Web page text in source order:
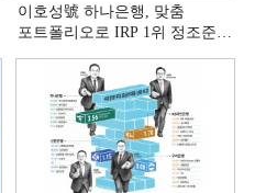
이호성號 하나은행, 맞춤
포트폴리오로 IRP 1위 정조준